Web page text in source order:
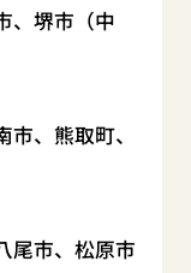
、堺市（中
、熊取町、
尾市、松原市